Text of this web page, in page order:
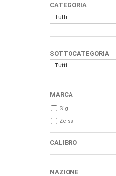
CATEGORIA
Tutti
SOTTOCATEGORIA
Tutti
MARCA
Sig
Zeiss
CALIBRO
NAZIONE